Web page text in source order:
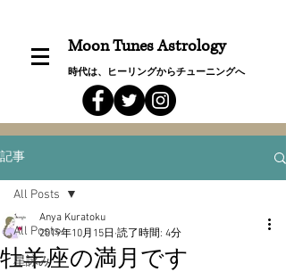
Moon Tunes Astrology
時代は、ヒーリングからチューニングへ
記事
All Posts
星詠み
All Posts
牡羊座の満月です
Anya Kuratoku
2019年10月15日 読了時間: 4分